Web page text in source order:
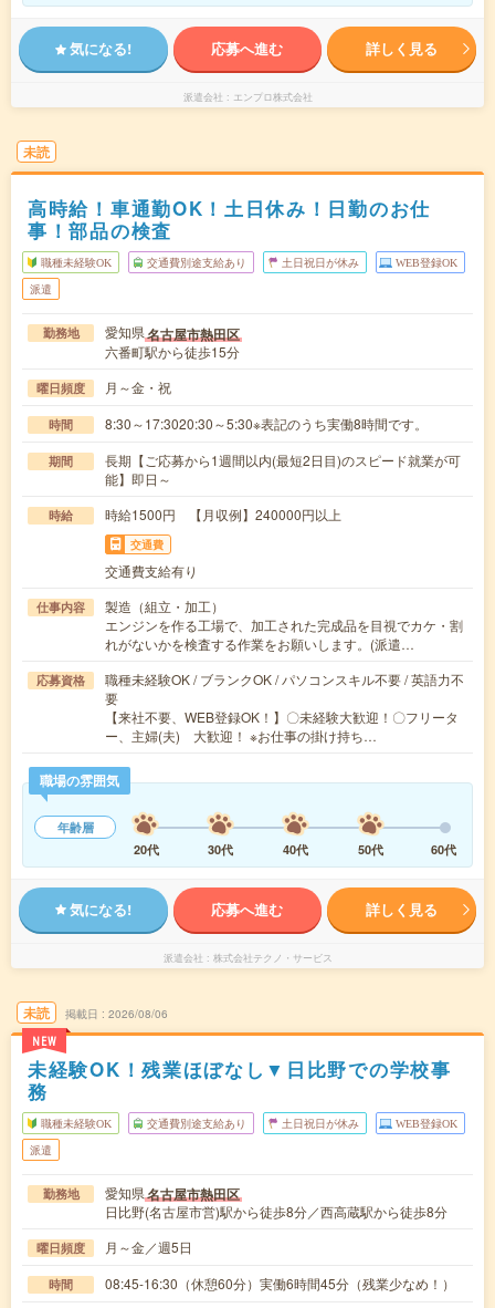
気になる! 応募へ進む 詳しく見る
派遣会社 エンプロ株式会社
未読
高時給！車通勤OK！土日休み！日勤のお仕
事！部品の検査
職種未経験OK 交通費別途支給あり 土日祝日が休み WEB登録OK
派遣
勤務地 愛知県名古屋市熱田区
六番町駅から徒歩15分
曜日頻度 月～金・祝
時間 8:30～17:3020:30～5:30※表記のうち実働8時間です。
期間
長期【ご応募から1週間以内(最短2日目)のスピード就業が可
能】即日～
時給 時給1500円 【月収例】240000円以上
交通費
交通費支給有り
仕事内容
製造（組立・加工）
エンジンを作る工場で、加工された完成品を目視でカケ・割
れがないかを検査する作業をお願いします。(派遣…
応募資格
職種未経験OK / ブランクOK / パソコンスキル不要 / 英語力不
要
【来社不要、WEB登録OK！】〇未経験大歓迎！〇フリータ
ー、主婦(夫) 大歓迎！ ※お仕事の掛け持ち…
職場の雰囲気
年齢層
20代
30代 40代 50代 60代
気になる! 応募へ進む 詳しく見る
派遣会社 株式会社テクノ・サービス
未読
NEW
掲載日 2026/08/06
未経験OK！残業ほぼなし▼日比野での学校事
務
職種未経験OK 交通費別途支給あり 土日祝日が休み WEB登録OK
派遣
勤務地 愛知県名古屋市熱田区
日比野(名古屋市営)駅から徒歩8分／西高蔵駅から徒歩8分
曜日頻度 月～金／週5日
時間 08:45-16:30（休憩60分）実働6時間45分（残業少なめ！）